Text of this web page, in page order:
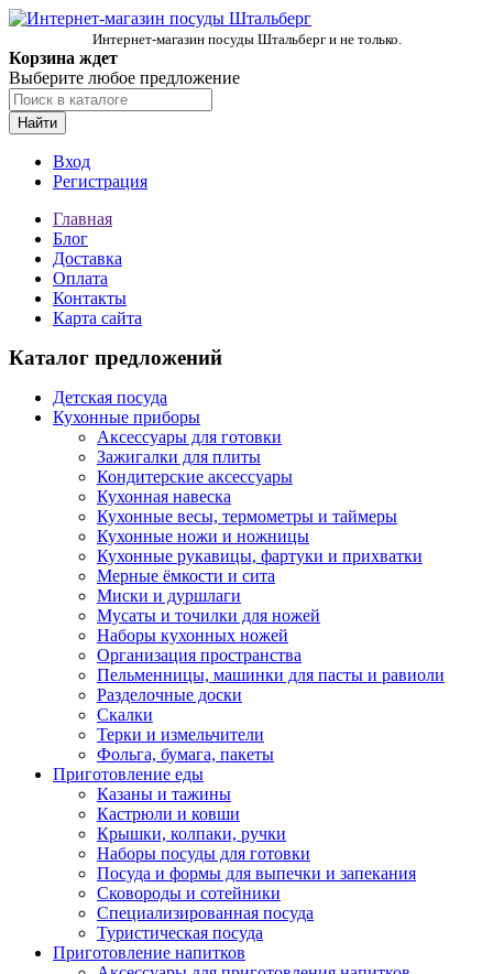
Интернет-магазин посуды Штальберг и не только.
Корзина ждет
Выберите любое предложение
Найти
Вход
Регистрация
Главная
Блог
Доставка
Оплата
Контакты
Карта сайта
Каталог предложений
Детская посуда
Кухонные приборы
Аксессуары для готовки
Зажигалки для плиты
Кондитерские аксессуары
Кухонная навеска
Кухонные весы, термометры и таймеры
Кухонные ножи и ножницы
Кухонные рукавицы, фартуки и прихватки
Мерные ёмкости и сита
Миски и дуршлаги
Мусаты и точилки для ножей
Наборы кухонных ножей
Организация пространства
Пельменницы, машинки для пасты и равиоли
Разделочные доски
Скалки
Терки и измельчители
Фольга, бумага, пакеты
Приготовление еды
Казаны и тажины
Кастрюли и ковши
Крышки, колпаки, ручки
Наборы посуды для готовки
Посуда и формы для выпечки и запекания
Сковороды и сотейники
Специализированная посуда
Туристическая посуда
Приготовление напитков